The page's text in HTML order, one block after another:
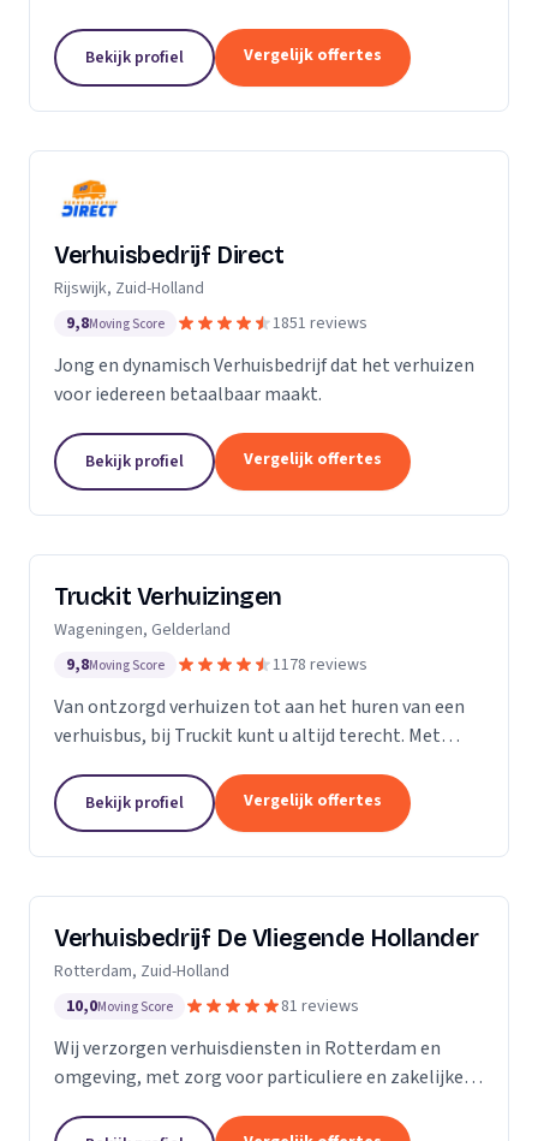
opslag van inboedel, de- en montageservice,...
Bekijk profiel Vergelijk offertes
Verhuisbedrijf Direct
Rijswijk, Zuid-Holland
9,8Moving Score 1851 reviews
Jong en dynamisch Verhuisbedrijf dat het verhuizen
voor iedereen betaalbaar maakt.
Bekijk profiel Vergelijk offertes
Truckit Verhuizingen
Wageningen, Gelderland
9,8Moving Score 1178 reviews
Van ontzorgd verhuizen tot aan het huren van een
verhuisbus, bij Truckit kunt u altijd terecht. Met
klanten geholpen door heel Nederland.
Bekijk profiel Vergelijk offertes
Verhuisbedrijf De Vliegende Hollander
Rotterdam, Zuid-Holland
10,0Moving Score 81 reviews
Wij verzorgen verhuisdiensten in Rotterdam en
omgeving, met zorg voor particuliere en zakelijke